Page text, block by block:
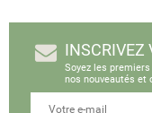
INSCRIVEZ
Soyez les
nos nouveautés et